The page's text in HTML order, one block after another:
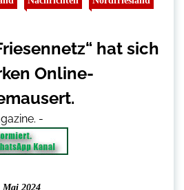
hat sich
Online-
-
Mai 2024